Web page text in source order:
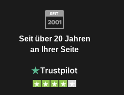
Seit über 20 Jahren
an Ihrer Seite